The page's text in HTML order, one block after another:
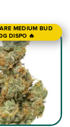
MEDIUM BUD
DISPO 🔥